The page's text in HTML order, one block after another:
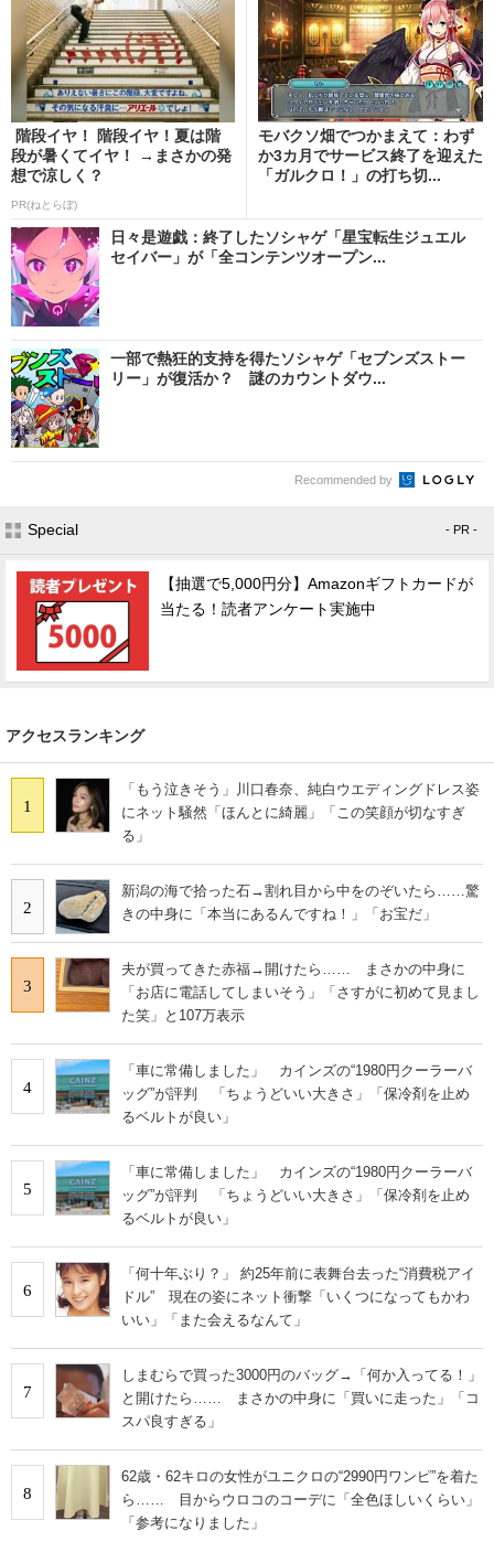
階段イヤ！ 階段イヤ！夏は階
段が暑くてイヤ！ →まさかの発
想で涼しく？
PR(ねとらぼ)
モバクソ畑でつかまえて：わず
か3カ月でサービス終了を迎えた
「ガルクロ！」の打ち切...
日々是遊戯：終了したソシャゲ「星宝転生ジュエル
セイバー」が「全コンテンツオープン...
一部で熱狂的支持を得たソシャゲ「セブンズストー
リー」が復活か？ 謎のカウントダウ...
Recommended by
Special - PR -
【抽選で5,000円分】Amazonギフトカードが
当たる！読者アンケート実施中
アクセスランキング
1
「もう泣きそう」川口春奈、純白ウエディングドレス姿
にネット騒然「ほんとに綺麗」「この笑顔が切なすぎ
る」
2
新潟の海で拾った石→割れ目から中をのぞいたら……驚
きの中身に「本当にあるんですね！」「お宝だ」
3
夫が買ってきた赤福→開けたら…… まさかの中身に
「お店に電話してしまいそう」「さすがに初めて見まし
た笑」と107万表示
4
「車に常備しました」 カインズの“1980円クーラーバ
ッグ”が評判 「ちょうどいい大きさ」「保冷剤を止め
るベルトが良い」
5
「車に常備しました」 カインズの“1980円クーラーバ
ッグ”が評判 「ちょうどいい大きさ」「保冷剤を止め
るベルトが良い」
6
「何十年ぶり？」 約25年前に表舞台去った“消費税アイ
ドル” 現在の姿にネット衝撃「いくつになってもかわ
いい」「また会えるなんて」
7
しまむらで買った3000円のバッグ→「何か入ってる！」
と開けたら…… まさかの中身に「買いに走った」「コ
スパ良すぎる」
8
62歳・62キロの女性がユニクロの“2990円ワンピ”を着た
ら…… 目からウロコのコーデに「全色ほしいくらい」
「参考になりました」